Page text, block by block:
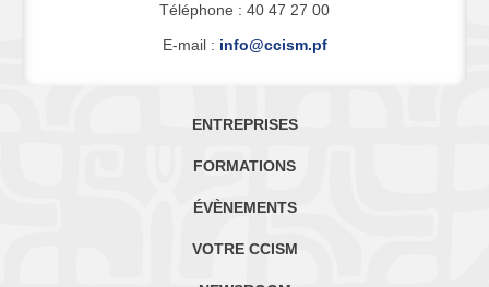
Téléphone : 40 47 27 00
E-mail : info@ccism.pf
ENTREPRISES
FORMATIONS
ÉVÈNEMENTS
VOTRE CCISM